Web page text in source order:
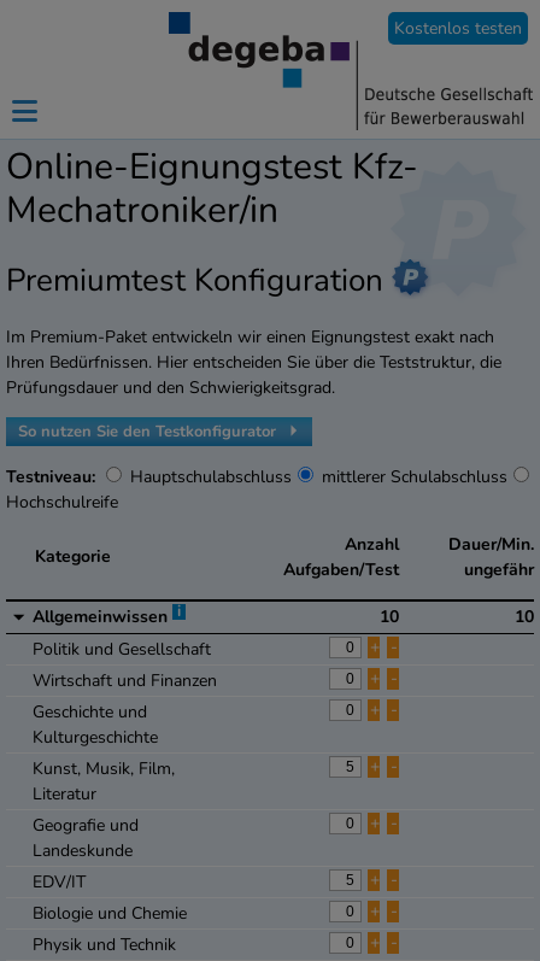
Kostenlos testen
Online-Eignungstest Kfz-
Mechatroniker/in
Premiumtest Konfiguration
Im Premium-Paket entwickeln wir einen Eignungstest exakt nach
Ihren Bedürfnissen. Hier entscheiden Sie über die Teststruktur, die
Prüfungsdauer und den Schwierigkeitsgrad.
So nutzen Sie den Testkonfigurator
Testniveau: Hauptschulabschluss
mittlerer Schulabschluss
Hochschulreife
Kategorie
Anzahl
Aufgaben/Test
Dauer/Min.
ungefähr
Allgemeinwissen i 10
10
Politik und Gesellschaft
+ -
Wirtschaft und Finanzen
+ -
Geschichte und
Kulturgeschichte
+ -
Kunst, Musik, Film,
Literatur
+ -
Geografie und
Landeskunde
+ -
EDV/IT + -
Biologie und Chemie
+ -
Physik und Technik
+ -